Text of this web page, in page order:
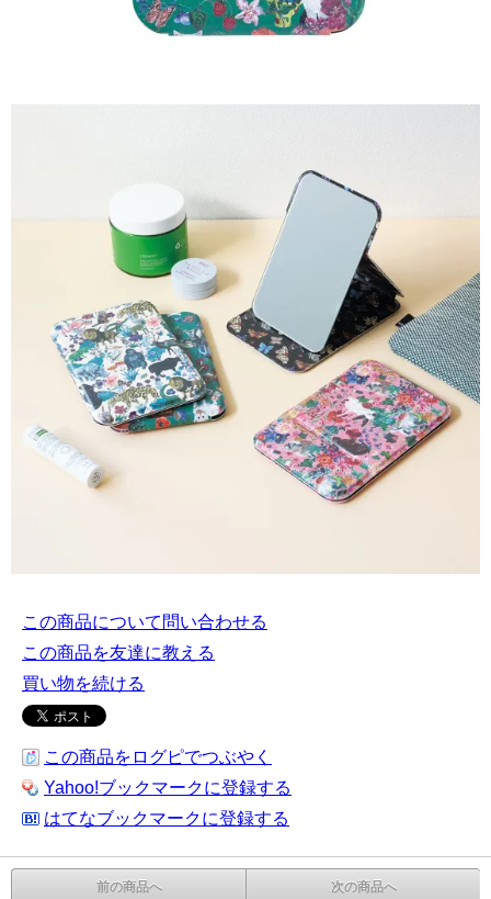
この商品について問い合わせる
この商品を友達に教える
買い物を続ける
この商品をログピでつぶやく
Yahoo!ブックマークに登録する
はてなブックマークに登録する
前の商品へ 次の商品へ